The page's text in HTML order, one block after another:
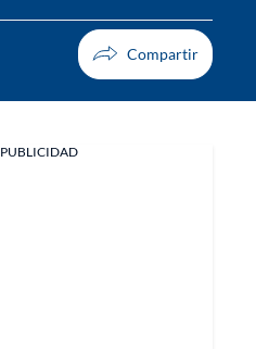
PUBLICIDAD